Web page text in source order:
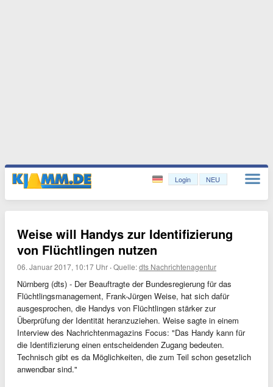
Login NEU
Weise will Handys zur Identifizierung
von Flüchtlingen nutzen
06. Januar 2017, 10:17 Uhr ·Quelle:dts Nachrichtenagentur
Nürnberg (dts) - Der Beauftragte der Bundesregierung für das
Flüchtlingsmanagement, Frank-Jürgen Weise, hat sich dafür
ausgesprochen, die Handys von Flüchtlingen stärker zur
Überprüfung der Identität heranzuziehen. Weise sagte in einem
Interview des Nachrichtenmagazins Focus: "Das Handy kann für
die Identifizierung einen entscheidenden Zugang bedeuten.
Technisch gibt es da Möglichkeiten, die zum Teil schon gesetzlich
anwendbar sind."